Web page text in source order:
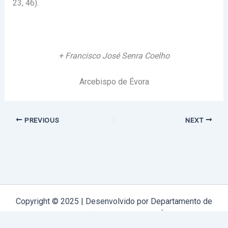
23, 46).
+ Francisco José Senra Coelho
Arcebispo de Évora
PREVIOUS NEXT
Copyright © 2025 | Desenvolvido por Departamento de